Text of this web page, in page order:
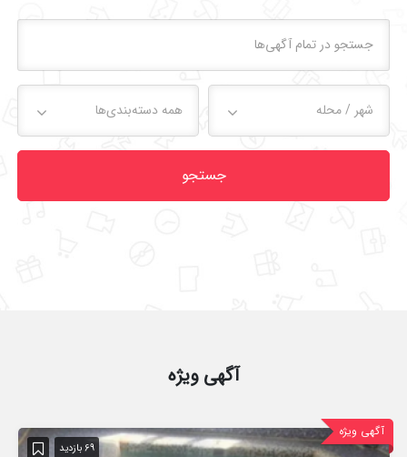
شهر / محله همه دسته‌بندی‌ها
جستجو
آگهی ویژه
آگهی ویژه
69 بازدید